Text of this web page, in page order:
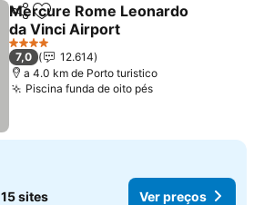
PartilharAdicionar aos favoritos
Mercure Rome Leonardo
da Vinci Airport
4 Estrelas
7,0
12.614
a 4.0 km de Porto turistico
Piscina funda de oito pés
15 sites Ver preços